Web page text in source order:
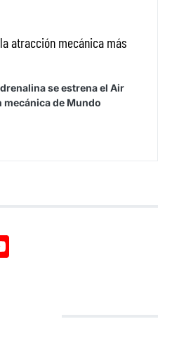
atracción mecánica más
se estrena el Air
mecánica de Mundo